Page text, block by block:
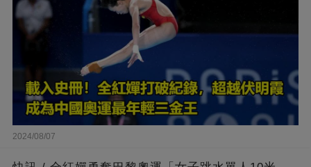
2024/08/07